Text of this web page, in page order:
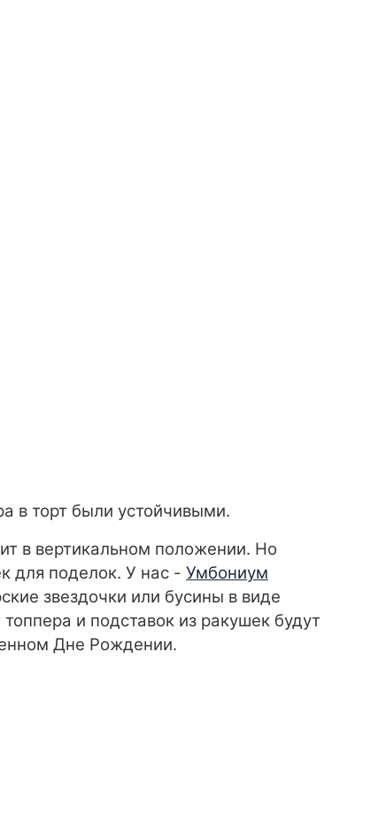
в торт были устойчивыми.
в вертикальном положении. Но
для поделок. У нас - Умбониум
звездочки или бусины в виде
и подставок из ракушек будут
Дне Рождении.